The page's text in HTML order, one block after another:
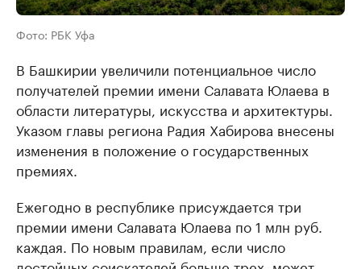
Фото: РБК Уфа
В Башкирии увеличили потенциальное число
получателей премии имени Салавата Юлаева в
области литературы, искусства и архитектуры.
Указом главы региона Радия Хабирова внесены
изменения в положение о государственных
премиях.
Ежегодно в республике присуждается три
премии имени Салавата Юлаева по 1 млн руб.
каждая. По новым правилам, если число